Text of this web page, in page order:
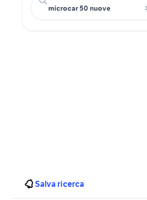
Salva ricerca